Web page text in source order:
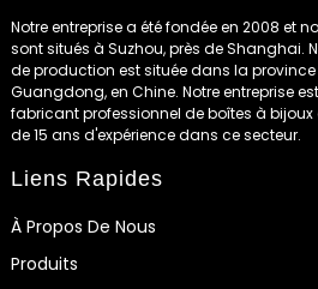
Notre entreprise a été fondée en 2008 et
sont situés à Suzhou, près de Shanghai.
de production est située dans la
Guangdong, en Chine. Notre entreprise
fabricant professionnel de boîtes à bijoux
de 15 ans d'expérience dans ce secteur.
Liens Rapides
À Propos De Nous
Produits